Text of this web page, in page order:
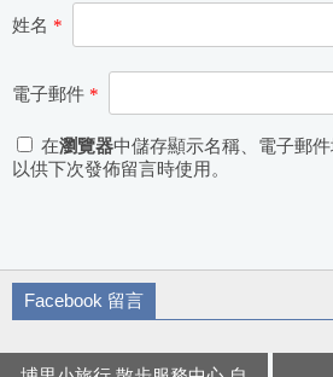
姓名 *
電子郵件 *
在瀏覽器中儲存顯示名稱、電子郵
以供下次發佈留言時使用。
Facebook 留言